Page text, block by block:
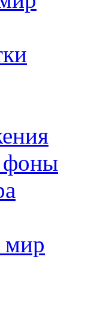
фоны
мир